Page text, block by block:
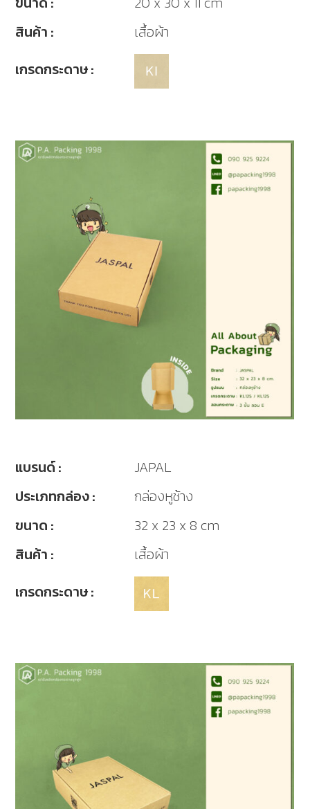
สินค้า :
เสื้อผ้า
เกรดกระดาษ :
แบรนด์ :
JAPAL
ประเภทกล่อง :
กล่องหูช้าง
ขนาด :
32 x 23 x 8 cm
สินค้า :
เสื้อผ้า
เกรดกระดาษ :